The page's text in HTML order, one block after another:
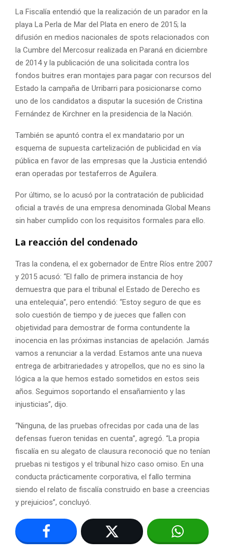
La Fiscalía entendió que la realización de un parador en la
playa La Perla de Mar del Plata en enero de 2015; la
difusión en medios nacionales de spots relacionados con
la Cumbre del Mercosur realizada en Paraná en diciembre
de 2014 y la publicación de una solicitada contra los
fondos buitres eran montajes para pagar con recursos del
Estado la campaña de Urribarri para posicionarse como
uno de los candidatos a disputar la sucesión de Cristina
Fernández de Kirchner en la presidencia de la Nación.
También se apuntó contra el ex mandatario por un
esquema de supuesta cartelización de publicidad en vía
pública en favor de las empresas que la Justicia entendió
eran operadas por testaferros de Aguilera.
Por último, se lo acusó por la contratación de publicidad
oficial a través de una empresa denominada Global Means
sin haber cumplido con los requisitos formales para ello.
La reacción del condenado
Tras la condena, el ex gobernador de Entre Ríos entre 2007
y 2015 acusó: “El fallo de primera instancia de hoy
demuestra que para el tribunal el Estado de Derecho es
una entelequia”, pero entendió: “Estoy seguro de que es
solo cuestión de tiempo y de jueces que fallen con
objetividad para demostrar de forma contundente la
inocencia en las próximas instancias de apelación. Jamás
vamos a renunciar a la verdad. Estamos ante una nueva
entrega de arbitrariedades y atropellos, que no es sino la
lógica a la que hemos estado sometidos en estos seis
años. Seguimos soportando el ensañamiento y las
injusticias”, dijo.
“Ninguna, de las pruebas ofrecidas por cada una de las
defensas fueron tenidas en cuenta”, agregó. “La propia
fiscalía en su alegato de clausura reconoció que no tenían
pruebas ni testigos y el tribunal hizo caso omiso. En una
conducta prácticamente corporativa, el fallo termina
siendo el relato de fiscalía construido en base a creencias
y prejuicios”, concluyó.